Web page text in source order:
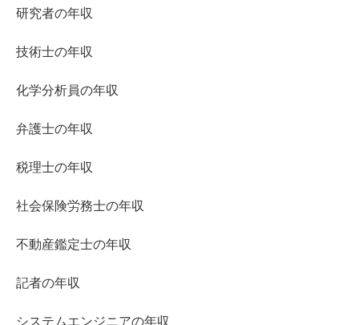
研究者の年収
技術士の年収
化学分析員の年収
弁護士の年収
税理士の年収
社会保険労務士の年収
不動産鑑定士の年収
記者の年収
システムエンジニアの年収